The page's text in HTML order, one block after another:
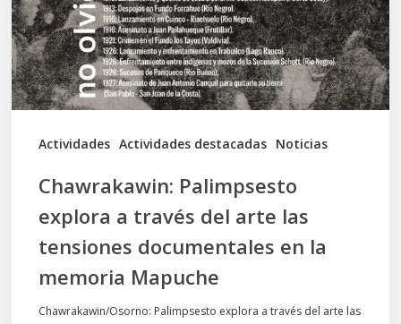
Actividades Actividades destacadas Noticias
del
arte
las
tensiones
documentales
memoria
Mapuche
Chawrakawin: Palimpsesto
explora a través del arte las
tensiones documentales en la
memoria Mapuche
Chawrakawin/Osorno: Palimpsesto explora a través del arte las